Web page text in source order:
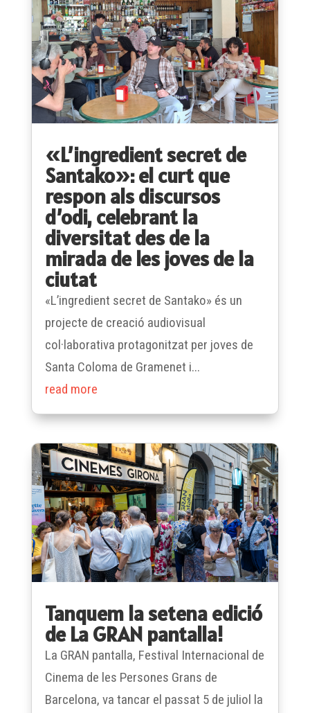
«L’ingredient secret de
Santako»: el curt que
respon als discursos
d’odi, celebrant la
diversitat des de la
mirada de les joves de la
ciutat
«L’ingredient secret de Santako» és un
projecte de creació audiovisual
col·laborativa protagonitzat per joves de
Santa Coloma de Gramenet i...
read more
Tanquem la setena edició
de La GRAN pantalla!
La GRAN pantalla, Festival Internacional de
Cinema de les Persones Grans de
Barcelona, va tancar el passat 5 de juliol la